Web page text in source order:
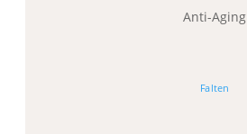
Anti-Aging
Falten